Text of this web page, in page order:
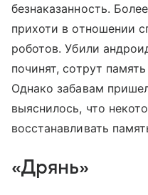
безнаказанность.
прихоти в отношении
роботов. Убили
починят, сотрут
Однако забавам
выяснилось, что
восстанавливать
«Дрянь»